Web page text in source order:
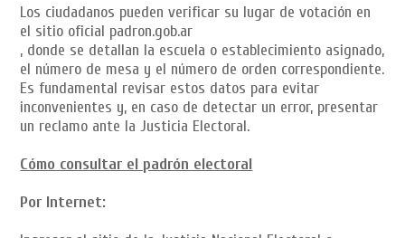
Los ciudadanos pueden verificar su lugar de votación en
el sitio oficial padron.gob.ar
, donde se detallan la escuela o establecimiento asignado,
el número de mesa y el número de orden correspondiente.
Es fundamental revisar estos datos para evitar
inconvenientes y, en caso de detectar un error, presentar
un reclamo ante la Justicia Electoral.
Cómo consultar el padrón electoral
Por Internet: